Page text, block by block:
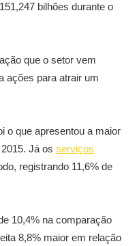
bilhões durante o
que o setor vem
ações para atrair um
o que apresentou a maior
Já os serviços
registrando 11,6% de
10,4% na comparação
8,8% maior em relação